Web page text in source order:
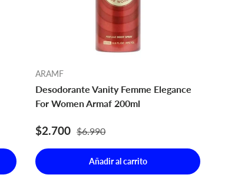
ARAMF
Desodorante Vanity Femme Elegance
For Women Armaf 200ml
Precio de venta
$2.700 Precio normal
$6.990
Añadir al carrito